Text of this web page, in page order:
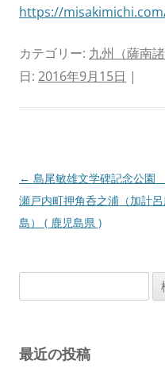
https://
カテゴリー: 九州（薩南諸
日: 2016年9月15日 |
投
稿
ナ
ン
← 島尾敏雄文学碑記念公
瀬戸内町押角呑之浦（加計
島） ( 鹿児島県 )
索:
最近の投稿